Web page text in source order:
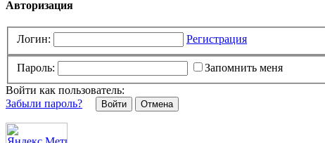
Авторизация
Логин: Регистрация
Пароль:
Запомнить меня
Войти как пользователь:
Забыли пароль?
Отмена